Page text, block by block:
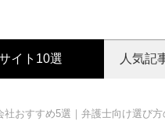
イト10選 人気記
社おすすめ5選｜弁護士向け選び方